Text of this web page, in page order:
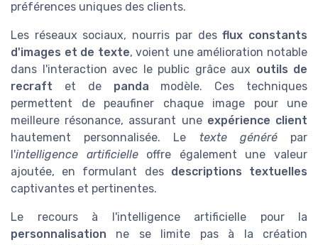
préférences uniques des clients.
Les réseaux sociaux, nourris par desflux constants
d'images et de texte, voient une amélioration notable
dans l'interaction avec le public grâce aux outils de
recraft et de panda modèle. Ces techniques
permettent de peaufiner chaque image pour une
meilleure résonance, assurant une expérience client
hautement personnalisée. Le texte générépar
l'intelligence artificielleoffre également une valeur
ajoutée, en formulant des descriptions textuelles
captivantes et pertinentes.
Le recours à l'intelligence artificielle pour la
personnalisation ne se limite pas à la création